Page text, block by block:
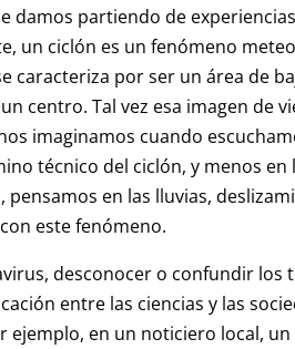
damos partiendo de
un ciclón es un fenómeno
caracteriza por ser un área de
centro. Tal vez esa imagen de
imaginamos cuando
técnico del ciclón, y menos
pensamos en las lluvias,
este fenómeno.
desconocer o confundir los
entre las ciencias y las
ejemplo, en un noticiero local,